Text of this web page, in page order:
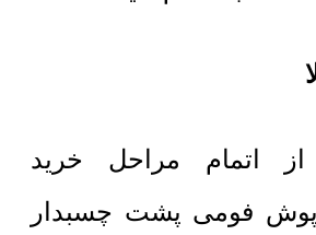
اتمام مراحل خرید
فومی پشت چسبدار